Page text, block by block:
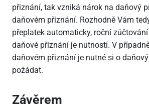
přiznání, tak vzniká nárok na daňový
daňovém přiznání. Rozhodně Vám
přeplatek automaticky, roční
daňové přiznání je nutností. V
daňovém přiznání je nutné si o
požádat.
Závěrem